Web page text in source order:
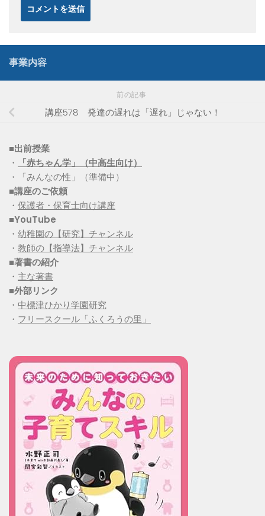
事業内容
前の記事
講座578 発達の遅れは「遅れ」じゃない！
■出前授業
・
「赤ちゃん学」（中高生向け）
・「みんなの性」（準備中）
■講座のご依頼
・ 保護者・保育士向け講座
■YouTube
・ 幼稚園の【研究】チャンネル
・ 教師の【指導法】チャンネル
■著書の紹介
・ 主な著書
■外部リンク
・ 中標津ひかり学園研究
・ フリースクール「ふくろうの里」